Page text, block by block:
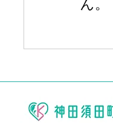
ん。